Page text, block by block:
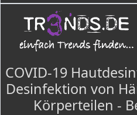
COVID-19
Desinfektion von
Körperteilen -